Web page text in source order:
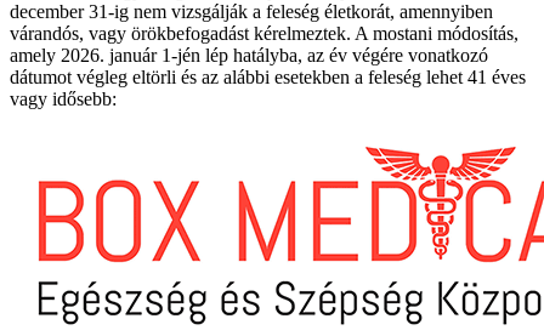
december 31-ig nem vizsgálják a feleség életkorát, amennyiben
várandós, vagy örökbefogadást kérelmeztek. A mostani módosítás,
amely 2026. január 1-jén lép hatályba, az év végére vonatkozó
dátumot végleg eltörli és az alábbi esetekben a feleség lehet 41 éves
vagy idősebb: